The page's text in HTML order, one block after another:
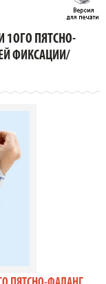
1ОГО ПЯТСНО-
ФИКСАЦИИ/